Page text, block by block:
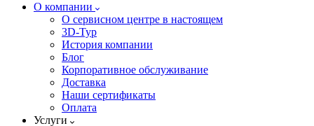
О компании
О сервисном центре в настоящем
3D-Тур
История компании
Блог
Корпоративное обслуживание
Доставка
Наши сертификаты
Оплата
Услуги